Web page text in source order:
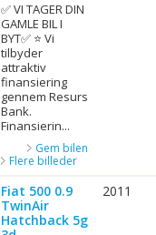
✅ VI TAGER DIN
GAMLE BIL I
BYT✅ ⭐ Vi
tilbyder
attraktiv
finansiering
gennem Resurs
Bank.
Finansierin...
Gem bilen
Flere billeder
Fiat 500 0.9
TwinAir
Hatchback 5g
2011